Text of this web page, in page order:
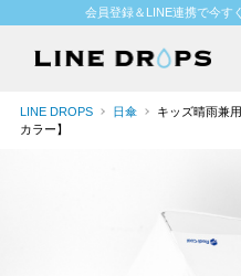
会員登録＆LINE連携で今す
LINE DROPS 日傘
キッズ晴雨兼
カラー】